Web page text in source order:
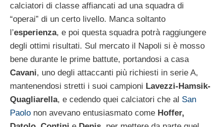
calciatori di classe affiancati ad una squadra di
“operai” di un certo livello. Manca soltanto
l’esperienza, e poi questa squadra potrà raggiungere
degli ottimi risultati. Sul mercato il Napoli si è mosso
bene durante le prime battute, portandosi a casa
Cavani, uno degli attaccanti più richiesti in serie A,
mantenendosi stretti i suoi campioni Lavezzi-Hamsik-
Quagliarella, e cedendo quei calciatori che al San
Paolo non avevano entusiasmato come Hoffer,